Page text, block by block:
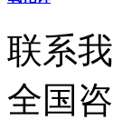
联系
全国